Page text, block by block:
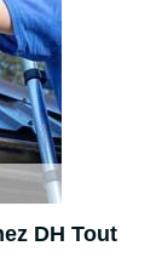
DH Tout